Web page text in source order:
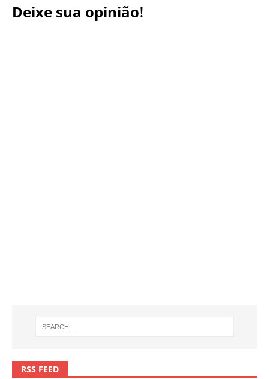
Deixe sua opinião!
RSS FEED